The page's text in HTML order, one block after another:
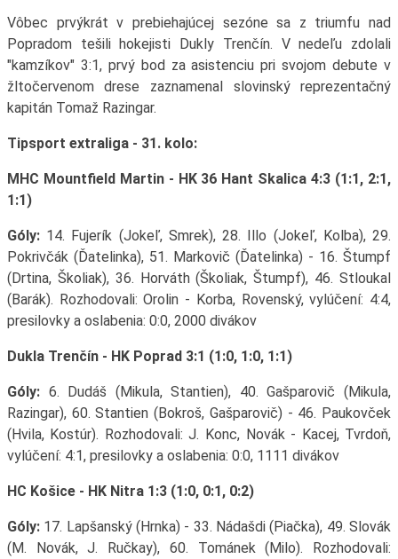
Vôbec prvýkrát v prebiehajúcej sezóne sa z triumfu nad
Popradom tešili hokejisti Dukly Trenčín. V nedeľu zdolali
"kamzíkov" 3:1, prvý bod za asistenciu pri svojom debute v
žltočervenom drese zaznamenal slovinský reprezentačný
kapitán Tomaž Razingar.
Tipsport extraliga - 31. kolo:
MHC Mountfield Martin - HK 36 Hant Skalica 4:3 (1:1, 2:1,
1:1)
Góly:14. Fujerík (Jokeľ, Smrek), 28. Illo (Jokeľ, Kolba), 29.
Pokrivčák (Ďatelinka), 51. Markovič (Ďatelinka) - 16. Štumpf
(Drtina, Školiak), 36. Horváth (Školiak, Štumpf), 46. Stloukal
(Barák). Rozhodovali: Orolin - Korba, Rovenský, vylúčení: 4:4,
presilovky a oslabenia: 0:0, 2000 divákov
Dukla Trenčín - HK Poprad 3:1 (1:0, 1:0, 1:1)
Góly:6. Dudáš (Mikula, Stantien), 40. Gašparovič (Mikula,
Razingar), 60. Stantien (Bokroš, Gašparovič) - 46. Paukovček
(Hvila, Kostúr). Rozhodovali: J. Konc, Novák - Kacej, Tvrdoň,
vylúčení: 4:1, presilovky a oslabenia: 0:0, 1111 divákov
HC Košice - HK Nitra 1:3 (1:0, 0:1, 0:2)
Góly:17. Lapšanský (Hrnka) - 33. Nádašdi (Piačka), 49. Slovák
(M. Novák, J. Ručkay), 60. Tománek (Milo). Rozhodovali: